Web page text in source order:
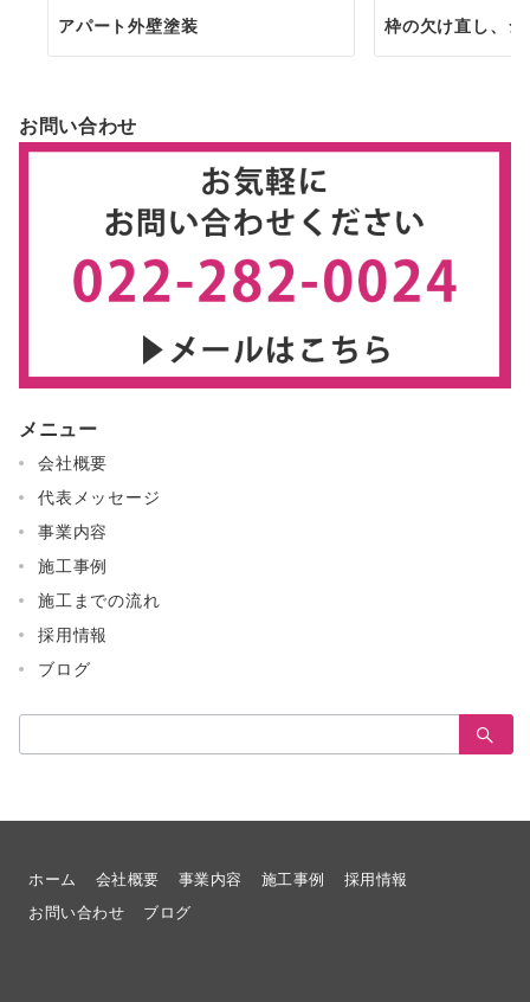
アパート外壁塗装 枠の欠け直し、シ
お問い合わせ
メニュー
会社概要
代表メッセージ
事業内容
施工事例
施工までの流れ
採用情報
ブログ
索：
ホーム 会社概要 事業内容 施工事例
採用情報
お問い合わせ
ブログ